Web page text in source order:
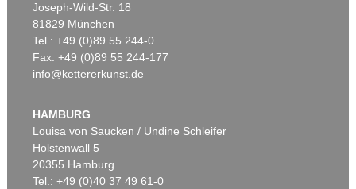
Auktion 531 - Lot 284
Ergebnis:€ 2.000
Joseph-Wild-Str. 18
81829 München
Tel.: +49 (0)89 55 244-0
Fax: +49 (0)89 55 244-177
info@kettererkunst.de
HAMBURG
Louisa von Saucken / Undine Schleifer
Holstenwall 5
20355 Hamburg
Tel.: +49 (0)40 37 49 61-0